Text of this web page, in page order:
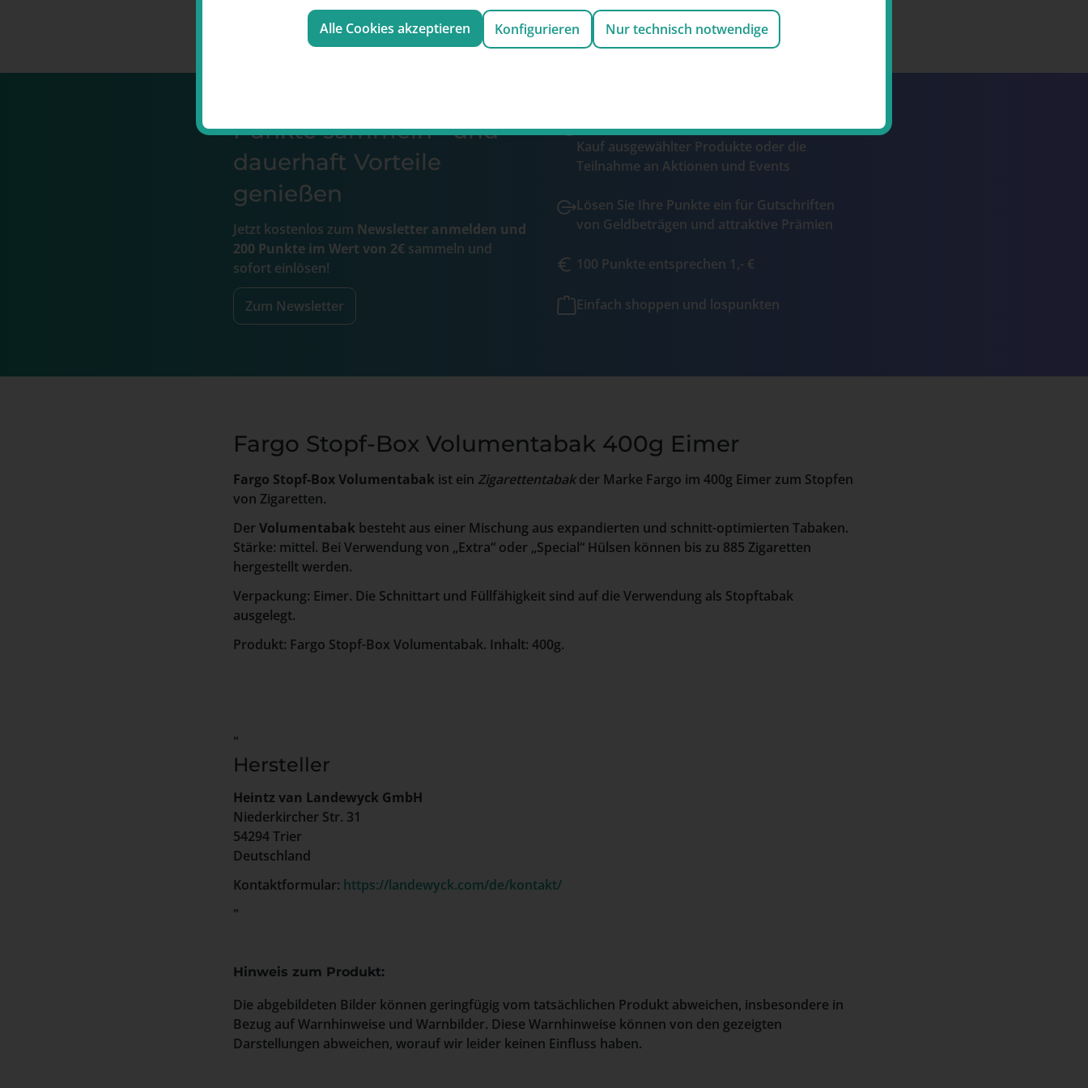
Punkte sammeln und
dauerhaft Vorteile
genießen
Jetzt kostenlos zum Newsletter anmelden und
200 Punkte im Wert von 2€ sammeln und
sofort einlösen!
Zum Newsletter
Sammeln Sie wertvolle Punkte durch den
Kauf ausgewählter Produkte oder die
Teilnahme an Aktionen und Events
Lösen Sie Ihre Punkte ein für Gutschriften
von Geldbeträgen und attraktive Prämien
100 Punkte entsprechen 1,- €
Einfach shoppen und lospunkten
Fargo Stopf-Box Volumentabak 400g Eimer
Fargo Stopf-Box Volumentabak ist ein Zigarettentabakder Marke Fargo im 400g Eimer zum Stopfen
von Zigaretten.
DerVolumentabak besteht aus einer Mischung aus expandierten und schnitt-optimierten Tabaken.
Stärke: mittel. Bei Verwendung von „Extra“ oder „Special“ Hülsen können bis zu 885 Zigaretten
hergestellt werden.
Verpackung: Eimer. Die Schnittart und Füllfähigkeit sind auf die Verwendung als Stopftabak
ausgelegt.
Produkt: Fargo Stopf-Box Volumentabak. Inhalt: 400g.
"
Hersteller
Heintz van Landewyck GmbH
Niederkircher Str. 31
54294 Trier
Deutschland
Kontaktformular: https://landewyck.com/de/kontakt/
"
Hinweis zum Produkt:
Die abgebildeten Bilder können geringfügig vom tatsächlichen Produkt abweichen, insbesondere in
Bezug auf Warnhinweise und Warnbilder. Diese Warnhinweise können von den gezeigten
Darstellungen abweichen, worauf wir leider keinen Einfluss haben.
Alle Cookies akzeptieren Konfigurieren Nur technisch notwendige